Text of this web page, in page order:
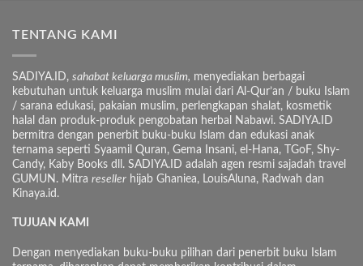
TENTANG KAMI
SADIYA.ID, sahabat keluarga muslim, menyediakan berbagai
kebutuhan untuk keluarga muslim mulai dari Al-Qur’an / buku Islam
/ sarana edukasi, pakaian muslim, perlengkapan shalat, kosmetik
halal dan produk-produk pengobatan herbal Nabawi. SADIYA.ID
bermitra dengan penerbit buku-buku Islam dan edukasi anak
ternama seperti Syaamil Quran, Gema Insani, el-Hana, TGoF, Shy-
Candy, Kaby Books dll. SADIYA.ID adalah agen resmi sajadah travel
GUMUN. Mitra reseller hijab Ghaniea, LouisAluna, Radwah dan
Kinaya.id.
TUJUAN KAMI
Dengan menyediakan buku-buku pilihan dari penerbit buku Islam